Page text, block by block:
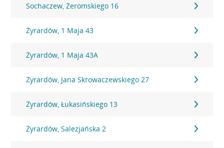
Sochaczew, Żeromskiego 16
Żyrardów, 1 Maja 43
Żyrardów, 1 Maja 43A
Żyrardów, Jana Skrowaczewskiego 27
Żyrardów, Łukasińskiego 13
Żyrardów, Salezjańska 2